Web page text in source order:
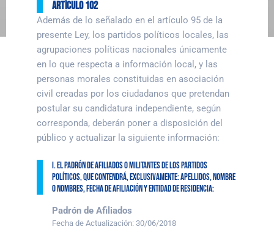
Artículo 102
Además de lo señalado en el artículo 95 de la
presente Ley, los partidos políticos locales, las
agrupaciones políticas nacionales únicamente
en lo que respecta a información local, y las
personas morales constituidas en asociación
civil creadas por los ciudadanos que pretendan
postular su candidatura independiente, según
corresponda, deberán poner a disposición del
público y actualizar la siguiente información:
I. El padrón de afiliados o militantes de los partidos
políticos, que contendrá, exclusivamente: apellidos, nombre
o nombres, fecha de afiliación y entidad de residencia:
Padrón de Afiliados
Fecha de Actualización: 30/06/2018